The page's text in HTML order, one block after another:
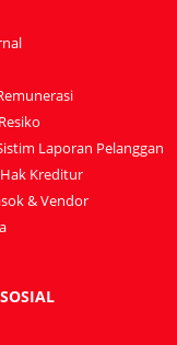
Laporan Pelanggan
Kreditur
& Vendor